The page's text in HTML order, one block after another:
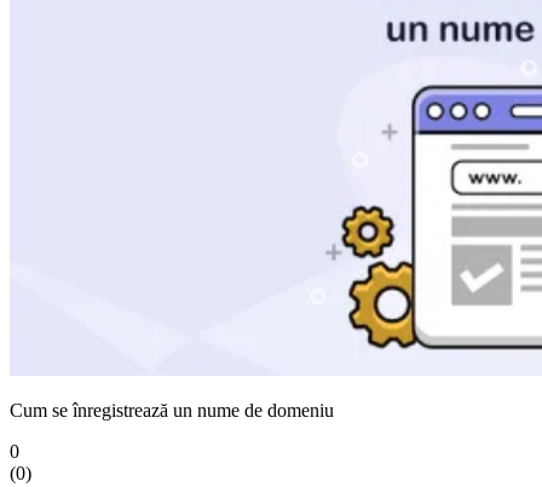
Cum se înregistrează un nume de domeniu
0
(0)